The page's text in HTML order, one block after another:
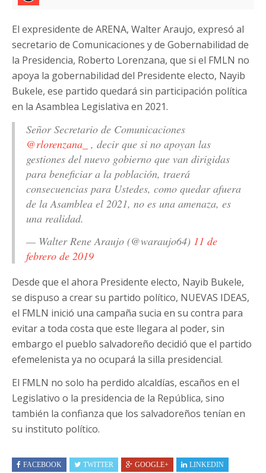
El expresidente de ARENA, Walter Araujo, expresó al
secretario de Comunicaciones y de Gobernabilidad de
la Presidencia, Roberto Lorenzana, que si el FMLN no
apoya la gobernabilidad del Presidente electo, Nayib
Bukele, ese partido quedará sin participación política
en la Asamblea Legislativa en 2021.
Señor Secretario de Comunicaciones
@rlorenzana_ , decir que si no apoyan las
gestiones del nuevo gobierno que van dirigidas
para beneficiar a la población, traerá
consecuencias para Ustedes, como quedar afuera
de la Asamblea el 2021, no es una amenaza, es
una realidad.
— Walter Rene Araujo (@waraujo64) 11 de
febrero de 2019
Desde que el ahora Presidente electo, Nayib Bukele,
se dispuso a crear su partido político, NUEVAS IDEAS,
el FMLN inició una campaña sucia en su contra para
evitar a toda costa que este llegara al poder, sin
embargo el pueblo salvadoreño decidió que el partido
efemelenista ya no ocupará la silla presidencial.
El FMLN no solo ha perdido alcaldías, escaños en el
Legislativo o la presidencia de la República, sino
también la confianza que los salvadoreños tenían en
su instituto político.
FACEBOOK TWITTER GOOGLE+ LINKEDIN